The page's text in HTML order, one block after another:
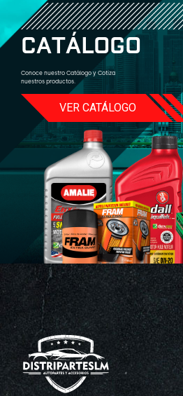
CATÁLOGO
Conoce nuestro Catálogo y Cotiza
nuestros productos.
VER CATÁLOGO